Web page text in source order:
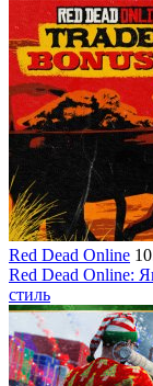
Red Dead Online
Red Dead Online:
стиль